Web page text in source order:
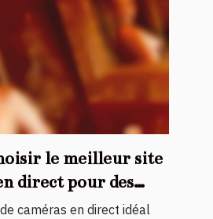
le meilleur site
direct pour des
?
caméras en direct idéal